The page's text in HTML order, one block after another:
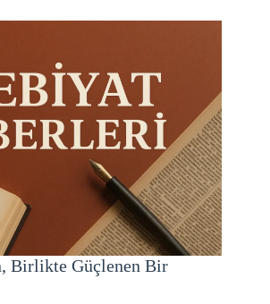
Birlikte Güçlenen Bir